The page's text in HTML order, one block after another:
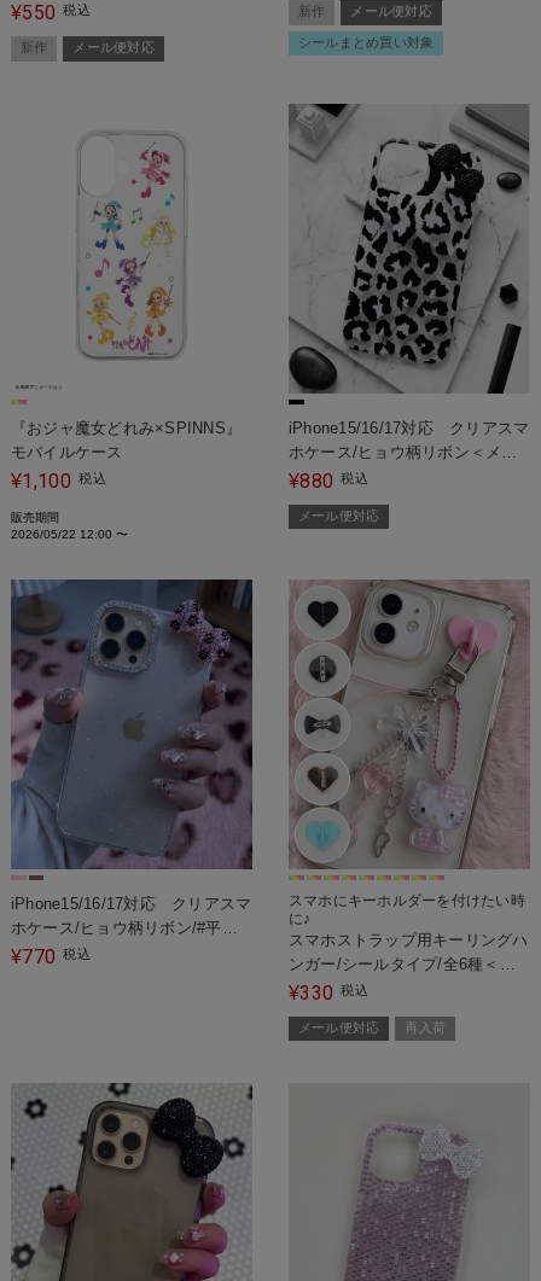
¥550 税込
新作 メール便対応
新作 メール便対応
シールまとめ買い対象
『おジャ魔女どれみ×SPINNS』
モバイルケース
¥1,100 税込
販売期間
2026/05/22 12:00 〜
iPhone15/16/17対応 クリアスマ
ホケース/ヒョウ柄リボン＜メー
ル便対応＞
¥880 税込
メール便対応
iPhone15/16/17対応 クリアスマ
ホケース/ヒョウ柄リボン/#平成
ギャル
¥770 税込
スマホにキーホルダーを付けたい時
に♪
スマホストラップ用キーリングハ
ンガー/シールタイプ/全6種＜メ
ール便対応＞
¥330 税込
メール便対応 再入荷